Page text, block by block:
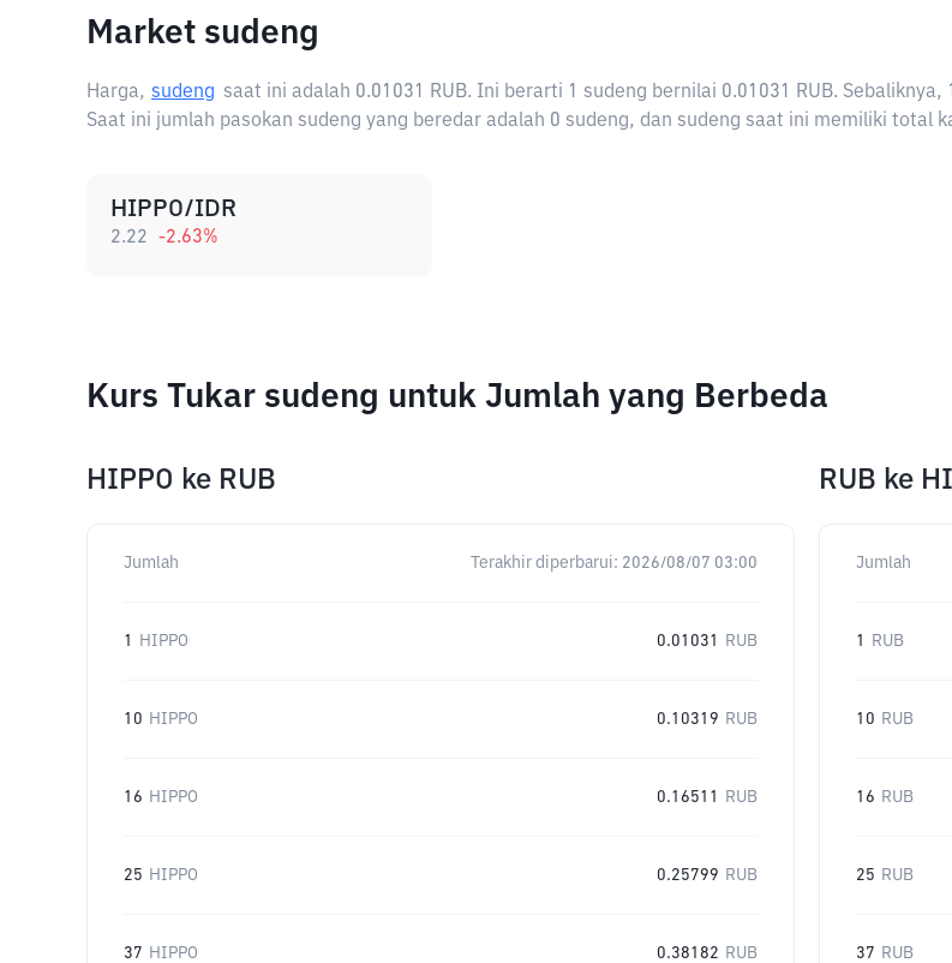
Market sudeng
Harga, sudeng saat ini adalah 0.01031 RUB. Ini berarti 1 sudeng bernilai 0.01031 RUB.
Saat ini jumlah pasokan sudeng yang beredar adalah 0 sudeng, dan sudeng saat ini memiliki total
HIPPO/IDR
2.22 -2.63%
Kurs Tukar sudeng untuk Jumlah yang Berbeda
HIPPO ke RUB
Jumlah Terakhir diperbarui: 2026/08/07 03:00
1 HIPPO 0.01031 RUB
10 HIPPO 0.10319 RUB
16 HIPPO 0.16511 RUB
25 HIPPO 0.25799 RUB
37 HIPPO 0.38182 RUB
RUB ke
Jumlah
1 RUB
10 RUB
16 RUB
25 RUB
37 RUB